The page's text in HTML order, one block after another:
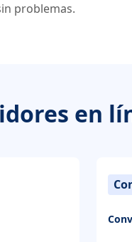
problemas.
en